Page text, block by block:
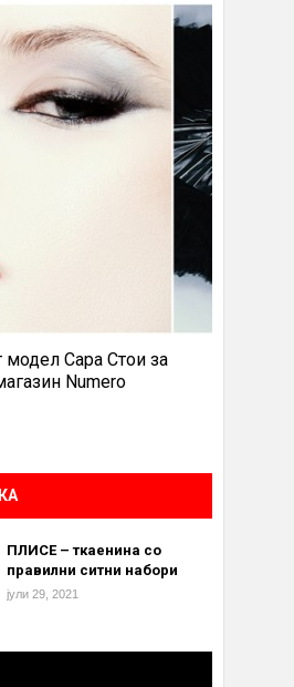
Сара Стои за
Numero
ПЛИСЕ – ткаенина со
правилни ситни набори
јули 29, 2021